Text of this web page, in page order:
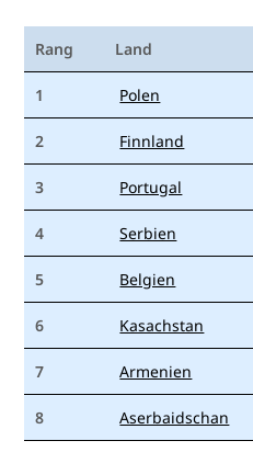
Rang Land
1 Polen
2 Finnland
3 Portugal
4 Serbien
5 Belgien
6 Kasachstan
7 Armenien
8 Aserbaidschan